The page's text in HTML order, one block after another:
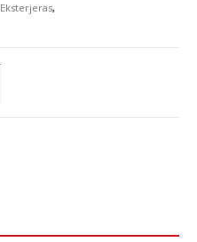
Eksterjeras,